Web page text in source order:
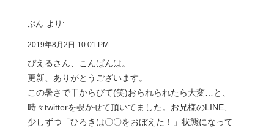
ぶん より:
2019年8月2日 10:01 PM
ぴえるさん、こんばんは。
更新、ありがとうございます。
この暑さで干からびて(笑)おられられたら大変…と、
時々twitterを覗かせて頂いてました。お兄様のLINE、
少しずつ「ひろきは〇〇をおぼえた！」状態になって